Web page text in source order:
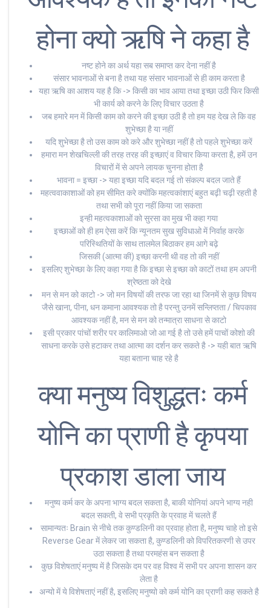
होना क्यो ऋषि ने कहा है
नष्ट होने का अर्थ यहा सब समाप्त कर देना नहीं है
संसार भावनाओं से बना है तथा यह संसार भावनाओं से ही काम करता है
यहा ऋषि का आशय यह है कि -> किसी का भाव आया तथा इच्छा उठी फिर किसी
भी कार्य को करने के लिए विचार उठता है
जब हमारे मन में किसी काम को करने की इच्छा उठी है तो हम यह देख ले कि वह
शुभेच्छा है या नहीं
यदि शुभेच्छा है तो उस काम को करे और शुभेच्छा नहीं है तो पहले शुभेच्छा करें
हमारा मन शेखचिल्ली की तरह तरह की इच्छाएं व विचार किया करता है, हमें उन
विचारों में से अपने लायक चुनना होता है
भावना = इच्छा -> यहा इच्छा यदि बदल गई तो संकल्प बदल जाते हैं
महत्ववाकाशाओं को हम सीमित करे क्योंकि महत्वकांशाएं बहुत बढ़ी चढ़ी रहती है
तथा सभी को पूरा नहीं किया जा सकता
इन्ही महत्वकाशाओं को सुरसा का मुख भी कहा गया
इच्छाओं को ही हम ऐसा करें कि न्यूनतम सुख सुविधाओ में निर्वाह करके
परिस्थितियों के साथ तालमेल बिठाकर हम आगे बढ़े
जिसकी (आत्मा की) इच्छा करनी थी वह तो की नहीं
इसलिए शुभेच्छा के लिए कहा गया है कि इच्छा से इच्छा को काटों तथा हम अपनी
श्रेष्ठता को देखे
मन से मन को काटो -> जो मन विषयों की तरफ जा रहा था जिनमें से कुछ विषय
जैसे खाना, पीना, धन कमाना आवश्यक तो है परन्तु उनमें सन्लिप्तता / चिपकाव
आवश्यक नहीं है, मन से मन को तन्मात्रा साधना से काटो
इसी प्रकार पांचों शरीर पर कालिमाओ जो आ गई है तो उसे हमें पाचों कोशो की
साधना करके उसे हटाकर तथा आत्मा का दर्शन कर सकते है -> यही बात ऋषि
यहा बताना चाह रहे है
क्या मनुष्य विशुद्धतः कर्म
योनि का प्राणी है कृपया
प्रकाश डाला जाय
मनुष्य कर्म कर के अपना भाग्य बदल सकता है, बाकी योनियां अपने भाग्य नही
बदल सकती, वे सभी प्रकृति के प्रवाह में चलते हैं
सामान्यतः Brain से नीचे तक कुण्डलिनी का प्रवाह होता है, मनुष्य चाहे तो इसे
Reverse Gear में लेकर जा सकता है, कुण्डलिनी को विपरितकरणी से उपर
उठा सकता है तथा परमहंस बन सकता है
कुछ विशेषताएं मनुष्य में है जिसके दम पर वह विश्व में सभी पर अपना शासन कर
लेता है
अन्यो में ये विशेषताएं नहीं है, इसलिए मनुष्यो को कर्म योनि का प्राणी कह सकते है